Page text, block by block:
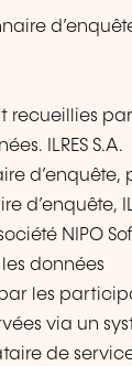
par
ILRES S.A.
d’enquête,
d’enquête,
NIPO
données
les
via un
de